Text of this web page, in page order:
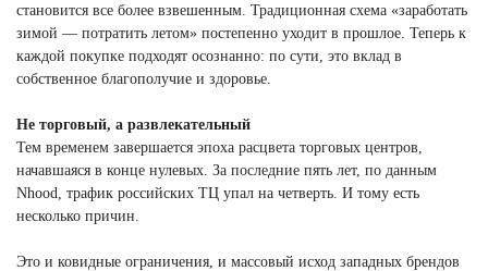
становится все более взвешенным. Традиционная схема «заработать
зимой — потратить летом» постепенно уходит в прошлое. Теперь к
каждой покупке подходят осознанно: по сути, это вклад в
собственное благополучие и здоровье.
Не торговый, а развлекательный
Тем временем завершается эпоха расцвета торговых центров,
начавшаяся в конце нулевых. За последние пять лет, по данным
Nhood, трафик российских ТЦ упал на четверть. И тому есть
несколько причин.
Это и ковидные ограничения, и массовый исход западных брендов